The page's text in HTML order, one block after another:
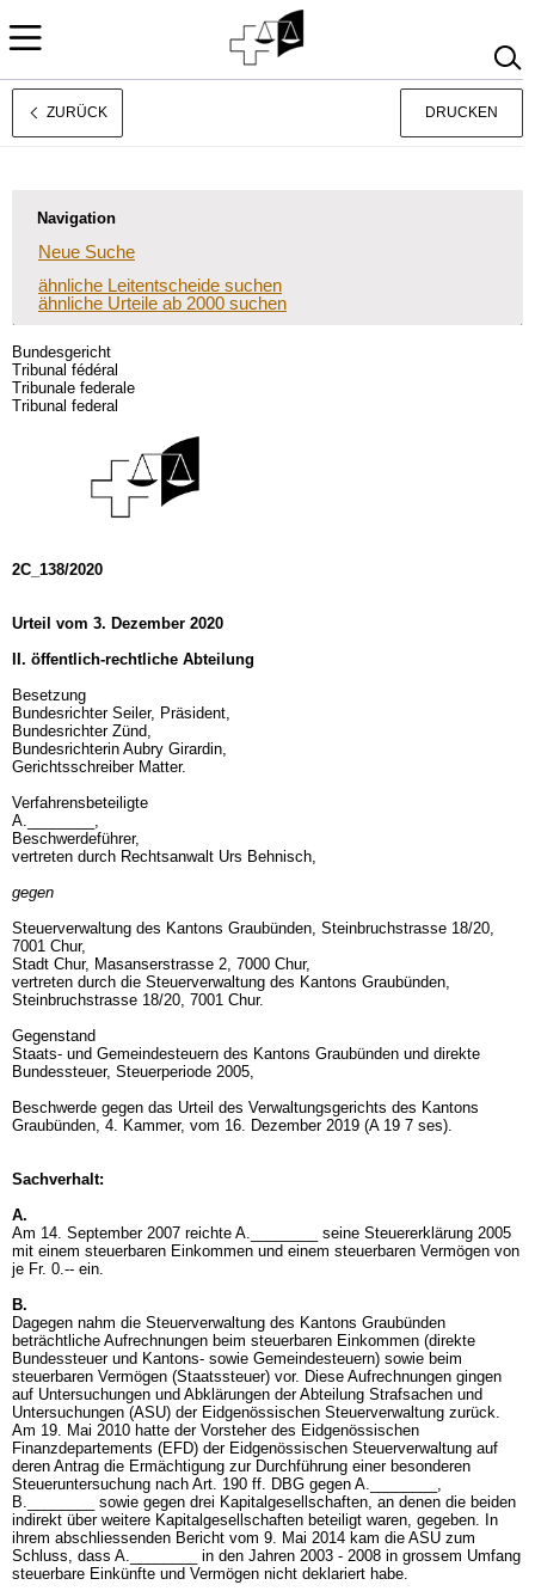
Français
ZURÜCK DRUCKEN
Navigation
Neue Suche
ähnliche Leitentscheide suchen
ähnliche Urteile ab 2000 suchen
Bundesgericht
Tribunal fédéral
Tribunale federale
Tribunal federal
2C_138/2020
Urteil vom 3. Dezember 2020
II. öffentlich-rechtliche Abteilung
Besetzung
Bundesrichter Seiler, Präsident,
Bundesrichter Zünd,
Bundesrichterin Aubry Girardin,
Gerichtsschreiber Matter.
Verfahrensbeteiligte
A.________,
Beschwerdeführer,
vertreten durch Rechtsanwalt Urs Behnisch,
gegen
Steuerverwaltung des Kantons Graubünden, Steinbruchstrasse 18/20,
7001 Chur,
Stadt Chur, Masanserstrasse 2, 7000 Chur,
vertreten durch die Steuerverwaltung des Kantons Graubünden,
Steinbruchstrasse 18/20, 7001 Chur.
Gegenstand
Staats- und Gemeindesteuern des Kantons Graubünden und direkte
Bundessteuer, Steuerperiode 2005,
Beschwerde gegen das Urteil des Verwaltungsgerichts des Kantons
Graubünden, 4. Kammer, vom 16. Dezember 2019 (A 19 7 ses).
Sachverhalt:
A.
Am 14. September 2007 reichte A.________ seine Steuererklärung 2005
mit einem steuerbaren Einkommen und einem steuerbaren Vermögen von
je Fr. 0.-- ein.
B.
Dagegen nahm die Steuerverwaltung des Kantons Graubünden
beträchtliche Aufrechnungen beim steuerbaren Einkommen (direkte
Bundessteuer und Kantons- sowie Gemeindesteuern) sowie beim
steuerbaren Vermögen (Staatssteuer) vor. Diese Aufrechnungen gingen
auf Untersuchungen und Abklärungen der Abteilung Strafsachen und
Untersuchungen (ASU) der Eidgenössischen Steuerverwaltung zurück.
Am 19. Mai 2010 hatte der Vorsteher des Eidgenössischen
Finanzdepartements (EFD) der Eidgenössischen Steuerverwaltung auf
deren Antrag die Ermächtigung zur Durchführung einer besonderen
Steueruntersuchung nach Art. 190 ff. DBG gegen A.________,
B.________ sowie gegen drei Kapitalgesellschaften, an denen die beiden
indirekt über weitere Kapitalgesellschaften beteiligt waren, gegeben. In
ihrem abschliessenden Bericht vom 9. Mai 2014 kam die ASU zum
Schluss, dass A.________ in den Jahren 2003 - 2008 in grossem Umfang
steuerbare Einkünfte und Vermögen nicht deklariert habe.